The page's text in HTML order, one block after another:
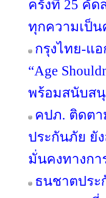
ครั้งที่ 25 คั
ทุกความเป็
กรุงไทย-แ
“Age
พร้อมสนับส
คปภ. ติดต
ประกันภัย ยั
มั่นคงทางกา
ธนชาตประ